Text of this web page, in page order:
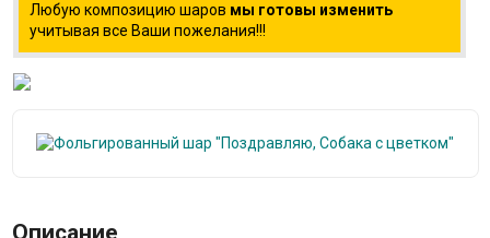
Любую композицию шаров мы готовы изменить
учитывая все Ваши пожелания!!!